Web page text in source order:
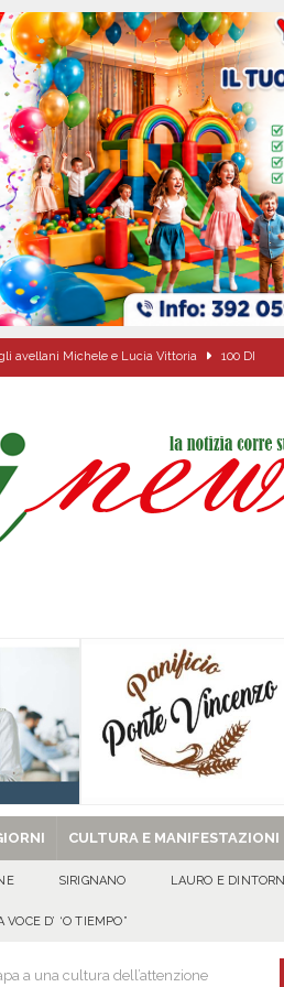
avellani Michele e Lucia Vittoria 100 DI
guardia Agroforestale Italiana
Polizia Municipale ATTUALITA'
anni
condivisione, armonia e bellezza.
Giovanni Battista e santa Sabina EVIDENZA
CULTURA E MANIFESTAZIONI
SIRIGNANO LAURO E DINTORNI
VOCE D’ ‘O TIEMPO”
a una cultura dell’attenzione